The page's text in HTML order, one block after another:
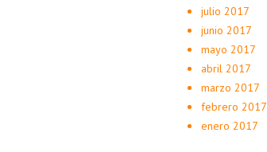
julio 2017
junio 2017
mayo 2017
abril 2017
marzo 2017
febrero 2017
enero 2017